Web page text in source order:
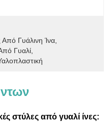
Γυάλινη Ίνα
Γυαλί
στύλες από γυαλί ίνες: